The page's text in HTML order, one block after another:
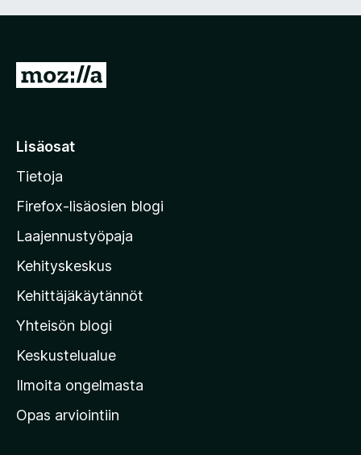
S
S
r
y
M
z
i
l
a
n
v
r
Lisäosat
Tietoja
Firefox-lisäosien blogi
Laajennustyöpaja
Kehityskeskus
Kehittäjäkäytännöt
Yhteisön blogi
Keskustelualue
Ilmoita ongelmasta
Opas arviointiin